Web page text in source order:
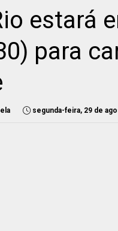
estará
para
segunda-feira, 29 de